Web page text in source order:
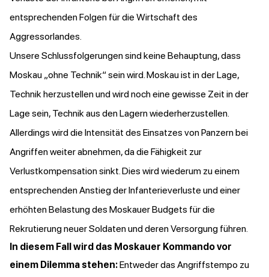
entsprechenden Folgen für die Wirtschaft des
Aggressorlandes.
Unsere Schlussfolgerungen sind keine Behauptung, dass
Moskau „ohne Technik“ sein wird. Moskau ist in der Lage,
Technik herzustellen und wird noch eine gewisse Zeit in der
Lage sein, Technik aus den Lagern wiederherzustellen.
Allerdings wird die Intensität des Einsatzes von Panzern bei
Angriffen weiter abnehmen, da die Fähigkeit zur
Verlustkompensation sinkt. Dies wird wiederum zu einem
entsprechenden Anstieg der Infanterieverluste und einer
erhöhten Belastung des Moskauer Budgets für die
Rekrutierung neuer Soldaten und deren Versorgung führen.
In diesem Fall wird das Moskauer Kommando vor
einem Dilemma stehen:Entweder das Angriffstempo zu